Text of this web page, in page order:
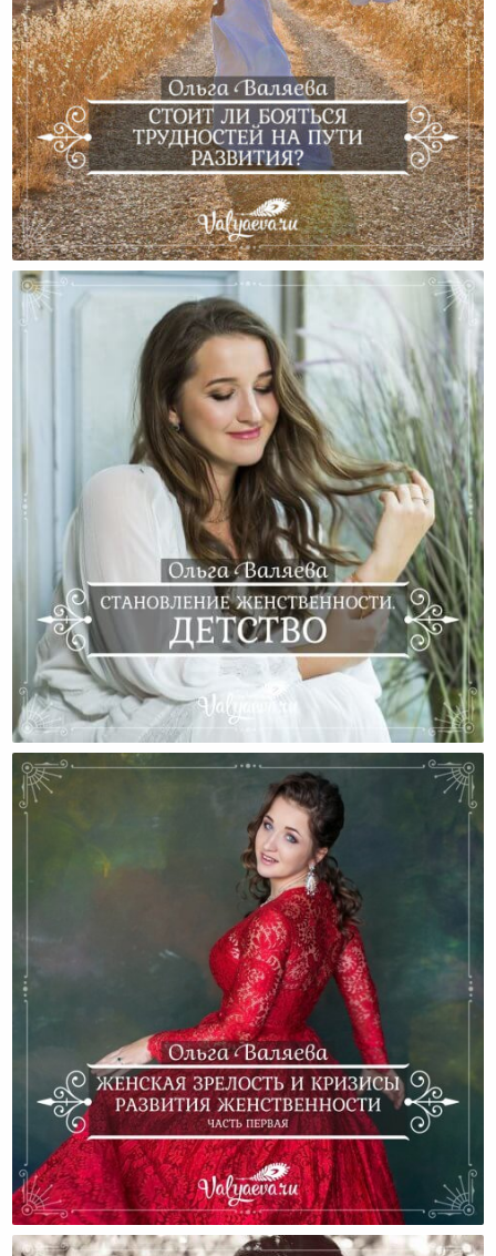
Стоит Ли Бояться Трудностей На Пути Развития?
Становление Женственности. Детство.
Женская Зрелость И Кризисы Развития
Женственности (Часть Первая)